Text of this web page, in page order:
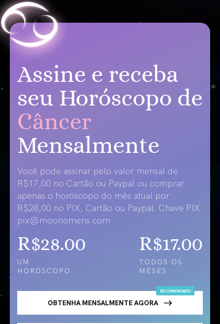
Assine e receba
seu Horóscopo de
Câncer
Mensalmente
Você pode assinar pelo valor mensal de
R$17,00 no Cartão ou Paypal ou comprar
apenas o horóscopo do mês atual por
R$28,00 no PIX, Cartão ou Paypal. Chave PIX
pix@moonomens.com
R$28.00
UM
HORÓSCOPO
R$17.00
TODOS OS
MESES
OBTENHA MENSALMENTE AGORA